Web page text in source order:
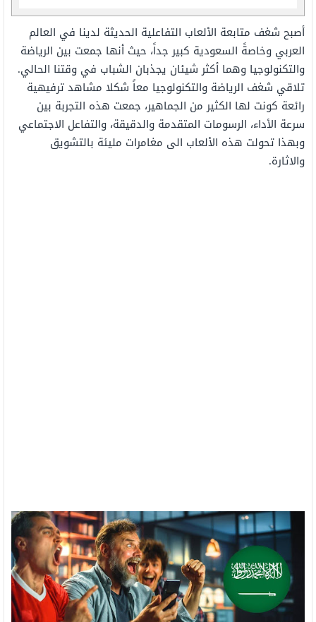
أصبح شغف متابعة الألعاب التفاعلية الحديثة لدينا في العالم
العربي وخاصةً السعودية كبير جداً، حيث أنها جمعت بين الرياضة
والتكنولوجيا وهما أكثر شيئان يجذبان الشباب في وقتنا الحالي.
تلاقي شغف الرياضة والتكنولوجيا معاً شكلا مشاهد ترفيهية
رائعة كونت لها الكثير من الجماهير، جمعت هذه التجربة بين
سرعة الأداء، الرسومات المتقدمة والدقيقة، والتفاعل الاجتماعي
وبهذا تحولت هذه الألعاب الى مغامرات مليئة بالتشويق
والاثارة.